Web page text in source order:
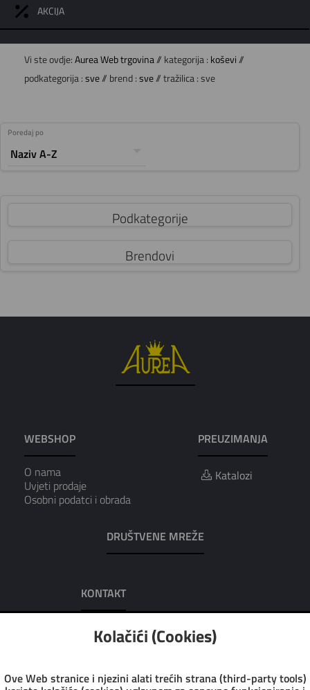
AKCIJA
Vi ste ovdje: Aurea Web trgovina// kategorija : koševi //
podkategorija : sve// brend : sve// tražilica : sve
Poredaj po
Podkategorije
Brendovi
WEBSHOP
O nama
Uvjeti prodaje
Osobni podatci i obrada
PREUZIMANJA
Katalozi
DRUŠTVENE MREŽE
KONTAKT
AUREA D.O.O.
Adresa: Dobrilina 7, 52100 Pula
Tel: 052/223-951
Fax: 052/223-972
Kolačići (Cookies)
Ove Web stranice i njezini alati trećih strana (third-party tools)